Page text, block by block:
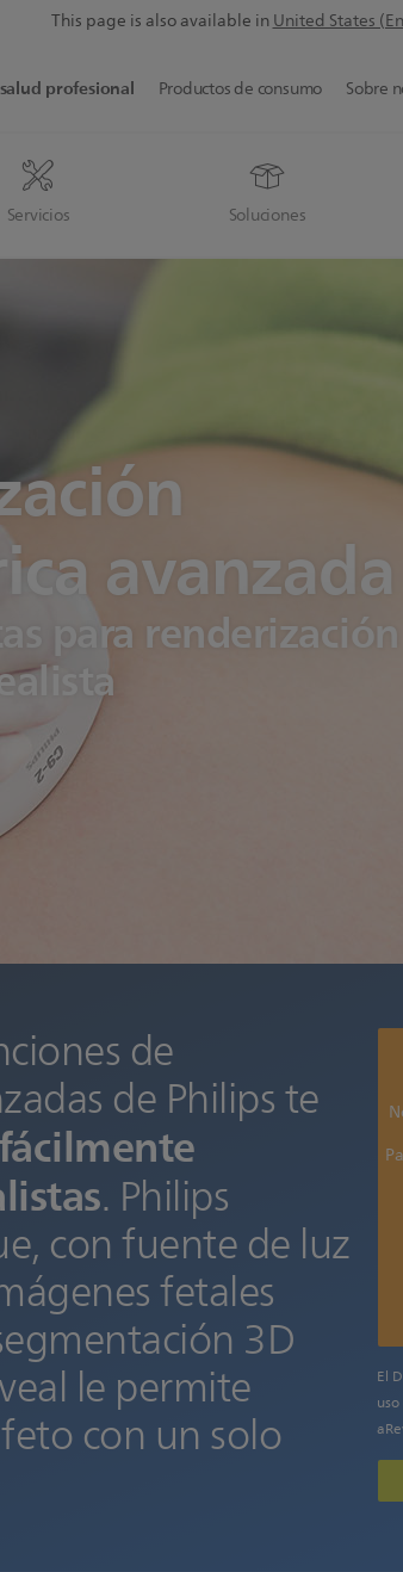
This page is also available inUnited States
profesional
Servicios Soluciones
Productos de consumo Sobre
avanzada
para renderización
de
de Philips te
. Philips
con fuente de luz
fetales
3D
le permite
con un solo
El